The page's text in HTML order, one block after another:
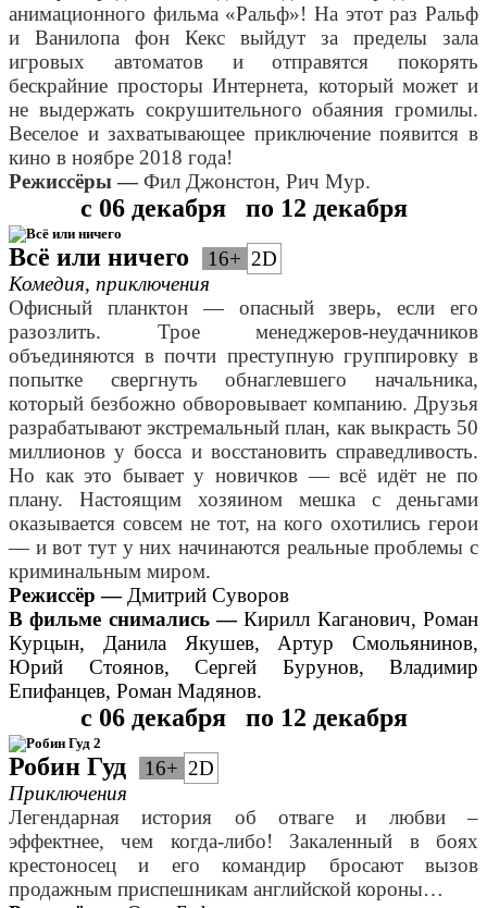
анимационного фильма «Ральф»! На этот раз Ральф
и Ванилопа фон Кекс выйдут за пределы зала
игровых автоматов и отправятся покорять
бескрайние просторы Интернета, который может и
не выдержать сокрушительного обаяния громилы.
Веселое и захватывающее приключение появится в
кино в ноябре 2018 года!
Режиссёры —Фил Джонстон, Рич Мур.
с 06 декабря по 12 декабря
Всё или ничего
16+ 2D
Комедия, приключения
Офисный планктон — опасный зверь, если его
разозлить. Трое менеджеров-неудачников
объединяются в почти преступную группировку в
попытке свергнуть обнаглевшего начальника,
который безбожно обворовывает компанию. Друзья
разрабатывают экстремальный план, как выкрасть 50
миллионов у босса и восстановить справедливость.
Но как это бывает у новичков — всё идёт не по
плану. Настоящим хозяином мешка с деньгами
оказывается совсем не тот, на кого охотились герои
— и вот тут у них начинаются реальные проблемы с
криминальным миром.
Режиссёр —Дмитрий Суворов
В фильме снимались —Кирилл Каганович, Роман
Курцын, Данила Якушев, Артур Смольянинов,
Юрий Стоянов, Сергей Бурунов, Владимир
Епифанцев, Роман Мадянов.
с 06 декабря
по 12 декабря
Робин Гуд
16+ 2D
Приключения
Легендарная история об отваге и любви –
эффектнее, чем когда-либо! Закаленный в боях
крестоносец и его командир бросают вызов
продажным приспешникам английской короны…